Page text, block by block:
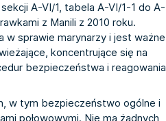
A-VI/1, tabela A-VI/1-1 do A-
z Manili z 2010 roku.
sprawie marynarzy i jest ważne
koncentrujące się na
bezpieczeństwa i reagowania
w tym bezpieczeństwo ogólne i
połowowymi. Nie ma żadnych